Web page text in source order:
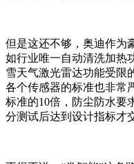
但是这还不够，奥迪作为
如行业唯一自动清洗加热
雪天气激光雷达功能受限
各个传感器的标准也非常
标准的10倍，防尘防水要
分测试后达到设计指标才